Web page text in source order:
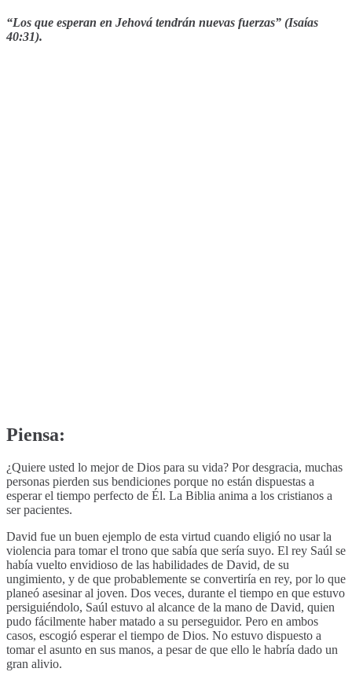
“Los que esperan en Jehová tendrán nuevas fuerzas” (Isaías
40:31).
Piensa:
¿Quiere usted lo mejor de Dios para su vida? Por desgracia, muchas
personas pierden sus bendiciones porque no están dispuestas a
esperar el tiempo perfecto de Él. La Biblia anima a los cristianos a
ser pacientes.
David fue un buen ejemplo de esta virtud cuando eligió no usar la
violencia para tomar el trono que sabía que sería suyo. El rey Saúl se
había vuelto envidioso de las habilidades de David, de su
ungimiento, y de que probablemente se convertiría en rey, por lo que
planeó asesinar al joven. Dos veces, durante el tiempo en que estuvo
persiguiéndolo, Saúl estuvo al alcance de la mano de David, quien
pudo fácilmente haber matado a su perseguidor. Pero en ambos
casos, escogió esperar el tiempo de Dios. No estuvo dispuesto a
tomar el asunto en sus manos, a pesar de que ello le habría dado un
gran alivio.